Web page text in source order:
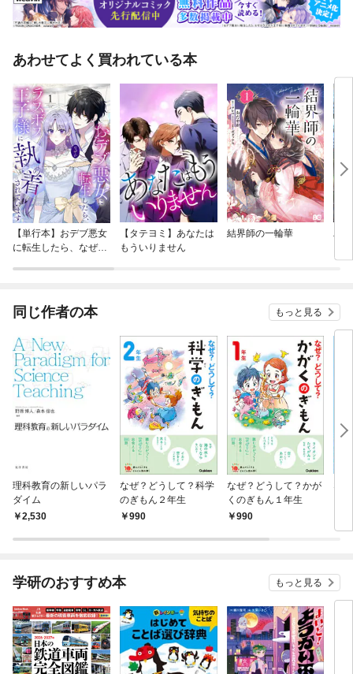
あわせてよく買われている本
【単行本】おデブ悪女
に転生したら、なぜか
【タテヨミ】あなたは
もういりません
結界師の一輪華
バ
今
同じ作者の本 もっと見る
理科教育の新しいパラ
ダイム
2,530
なぜ？どうして？科学
のぎもん２年生
990
なぜ？どうして？かが
くのぎもん１年生
990
な
学研のおすすめ本 もっと見る